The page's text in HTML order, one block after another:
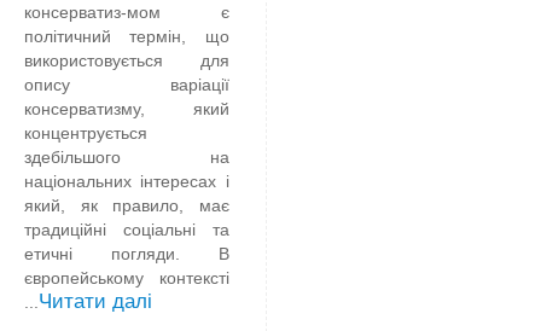
консерватиз-мом є
політичний термін, що
використовується для
опису варіації
консерватизму, який
концентрується
здебільшого на
національних інтересах і
який, як правило, має
традиційні соціальні та
етичні погляди. В
європейському контексті
...Читати далі